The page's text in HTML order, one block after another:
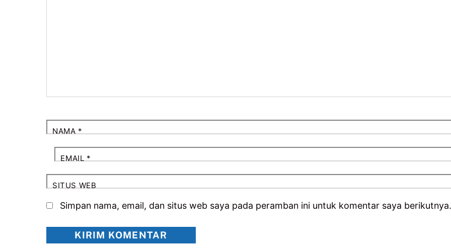
NAMA *
EMAIL *
SITUS WEB
Simpan nama, email, dan situs web saya pada peramban ini untuk komentar saya